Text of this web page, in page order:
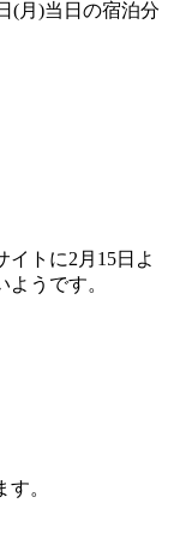
(月)当日の宿泊分
トに2月15日よ
うです。
。